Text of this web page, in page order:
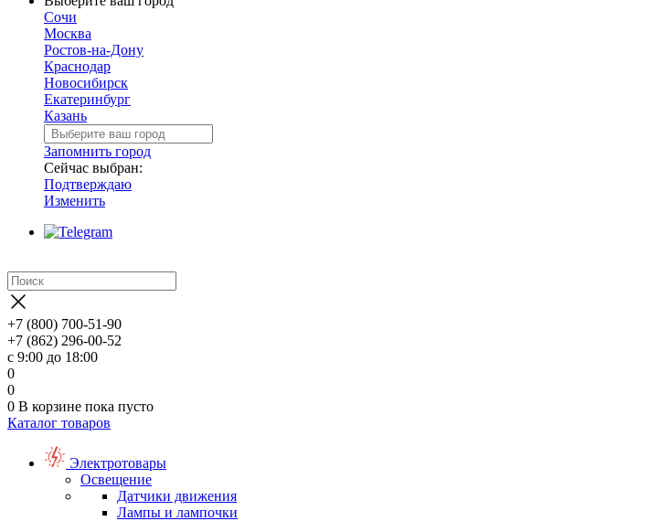
Сочи
Москва
Ростов-на-Дону
Краснодар
Новосибирск
Екатеринбург
Казань
Запомнить город
Сейчас выбран:
Подтверждаю
Изменить
+7 (800) 700-51-90
+7 (862) 296-00-52
с 9:00 до 18:00
0
0
0 В корзине пока пусто
Каталог товаров
Электротовары
Освещение
Датчики движения
Лампы и лампочки